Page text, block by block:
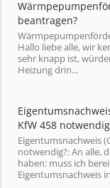
beantragen?
Hallo liebe alle, wir
sehr knapp ist,
Heizung drin...
KfW 458
Eigentumsnachweis
notwendig?: An alle,
haben: muss ich
Eigentumsnachweis